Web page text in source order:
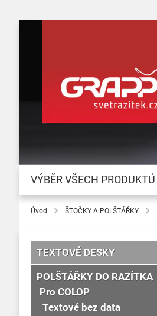
VÝBĚR VŠECH PRODUKTŮ
Úvod ŠTOČKY A POLŠTÁŘKY
TEXTOVÉ DESKY
POLŠTÁŘKY DO RAZÍTKA
Pro COLOP
Textové bez data